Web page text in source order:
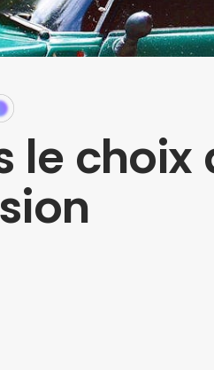
choix